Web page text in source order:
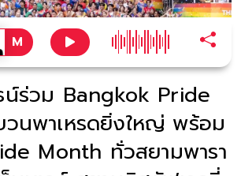
น์ร่วม Bangkok Pride
นพาเหรดยิ่งใหญ่ พร้อม
Month ทั่วสยามพารา